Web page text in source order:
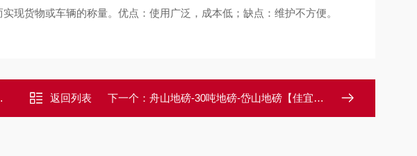
现货物或车辆的称量。优点：使用广泛，成本低；缺点：维护不方便。
返回列表 下一个： 舟山地磅-30吨地磅-岱山地磅【佳宜电子】